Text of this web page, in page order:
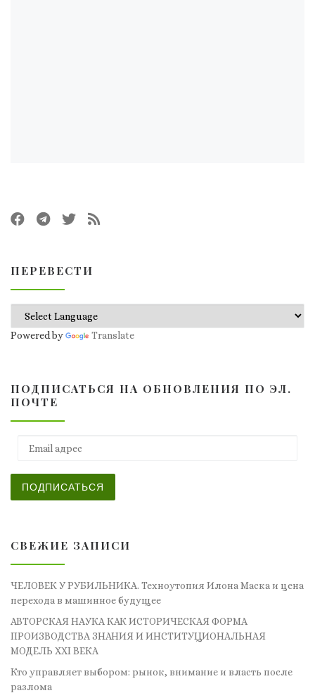
ПЕРЕВЕСТИ
Powered by Translate
ПОДПИСАТЬСЯ НА ОБНОВЛЕНИЯ ПО ЭЛ.
ПОЧТЕ
ПОДПИСАТЬСЯ
СВЕЖИЕ ЗАПИСИ
ЧЕЛОВЕК У РУБИЛЬНИКА. Техноутопия Илона Маска и цена
перехода в машинное будущее
АВТОРСКАЯ НАУКА КАК ИСТОРИЧЕСКАЯ ФОРМА
ПРОИЗВОДСТВА ЗНАНИЯ И ИНСТИТУЦИОНАЛЬНАЯ
МОДЕЛЬ XXI ВЕКА
Кто управляет выбором: рынок, внимание и власть после
разлома